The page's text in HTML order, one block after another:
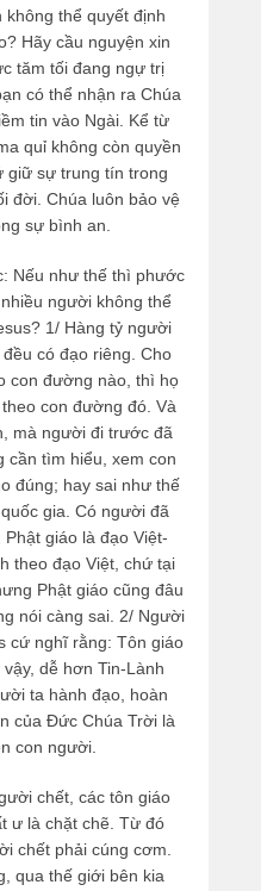
không thể quyết định
Hãy cầu nguyện xin
tăm tối đang ngự trị
có thể nhận ra Chúa
tin vào Ngài. Kể từ
quỉ không còn quyền
giữ sự trung tín trong
đời. Chúa luôn bảo vệ
sự bình an.
Nếu như thế thì phước
người không thể
1/ Hàng tỷ người
có đạo riêng. Cho
con đường nào, thì họ
con đường đó. Và
mà người đi trước đã
cần tìm hiểu, xem con
đúng; hay sai như thế
gia. Có người đã
giáo là đạo Việt-
theo đạo Việt, chứ tại
Phật giáo cũng đâu
nói càng sai. 2/ Người
cứ nghĩ rằng: Tôn giáo
dễ hơn Tin-Lành
ta hành đạo, hoàn
của Đức Chúa Trời là
con người.
chết, các tôn giáo
ư là chặt chẽ. Từ đó
chết phải cúng cơm.
qua thế giới bên kia